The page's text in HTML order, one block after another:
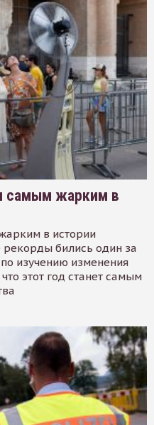
самым жарким в
в истории
бились один за
изучению изменения
этот год станет самым